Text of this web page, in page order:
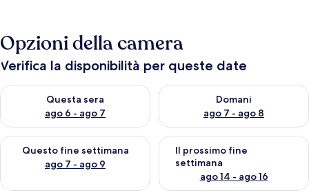
Opzioni della camera
Verifica la disponibilità per queste date
Questa sera
ago 6 - ago 7
Verifica la disponibilità per questa sera, ago 6 - ago 7
Domani
ago 7 - ago 8
Verifica la disponibilità per
Questo fine settimana
ago 7 - ago 9
Verifica la disponibilità per questo fine settimana, ago 7 - ago
Il prossimo fine
settimana
ago 14 - ago 16
Verifica la disponibilità per il